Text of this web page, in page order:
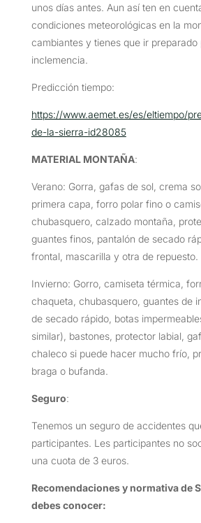
unos días antes. Aun así ten en
condiciones meteorológicas en la
cambiantes y tienes que ir preparado
inclemencia.
Predicción tiempo:
https://www.aemet.es/es/eltiempo/
de-la-sierra-id28085
MATERIAL MONTAÑA:
Verano: Gorra, gafas de sol, crema
primera capa, forro polar fino o
chubasquero, calzado montaña,
guantes finos, pantalón de secado
frontal, mascarilla y otra de repuesto.
Invierno: Gorro, camiseta térmica,
chaqueta, chubasquero, guantes de
de secado rápido, botas
similar), bastones, protector labial,
chaleco si puede hacer mucho frío,
braga o bufanda.
Seguro:
Tenemos un seguro de accidentes
participantes. Les participantes no
una cuota de 3 euros.
Recomendaciones y normativa de
debes conocer: